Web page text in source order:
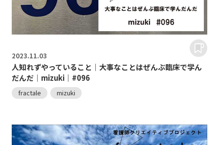
2023.11.03
人知れずやっていること｜大事なことはぜんぶ臨床で学ん
だんだ｜mizuki｜#096
fractale mizuki